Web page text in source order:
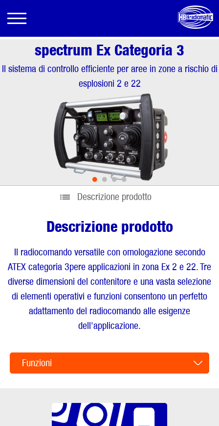
spectrum Ex Categoria 3
Il sistema di controllo efficiente per aree in zone a rischio di
esplosioni 2 e 22
• •••
Descrizione prodotto
Descrizione prodotto
Il radiocomando versatile con omologazione secondo
ATEX categoria 3pere applicazioni in zona Ex 2 e 22. Tre
diverse dimensioni del contenitore e una vasta selezione
di elementi operativi e funzioni consentono un perfetto
adattamento del radiocomando alle esigenze
dell'applicazione.
Funzioni